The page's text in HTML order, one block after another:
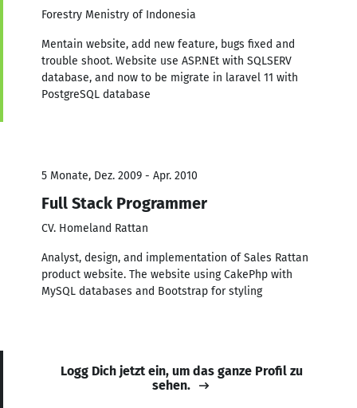
Forestry Menistry of Indonesia
Mentain website, add new feature, bugs fixed and
trouble shoot. Website use ASP.NEt with SQLSERV
database, and now to be migrate in laravel 11 with
PostgreSQL database
5 Monate, Dez. 2009 - Apr. 2010
Full Stack Programmer
CV. Homeland Rattan
Analyst, design, and implementation of Sales Rattan
product website. The website using CakePhp with
MySQL databases and Bootstrap for styling
Logg Dich jetzt ein, um das ganze Profil zu
sehen.